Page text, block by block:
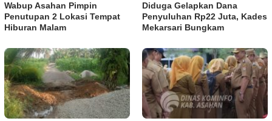
Wabup Asahan Pimpin
Penutupan 2 Lokasi Tempat
Hiburan Malam
Diduga Gelapkan Dana
Penyuluhan Rp22 Juta, Kades
Mekarsari Bungkam